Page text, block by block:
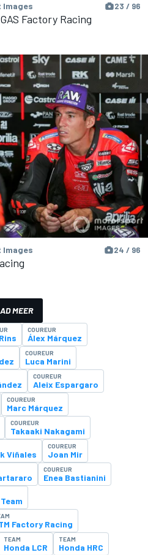
Images 23 / 96
Factory Racing
Images 24 / 96
MEER
COUREUR
Álex Márquez
COUREUR
Luca Marini
COUREUR
Aleix Espargaro
COUREUR
Marc Márquez
COUREUR
Takaaki Nakagami
Viñales
COUREUR
Joan Mir
COUREUR
Enea Bastianini
Factory Racing
TEAM
Honda LCR
TEAM
Honda HRC